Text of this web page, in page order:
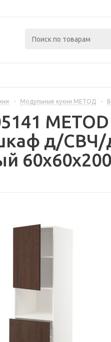
- Модульные кухни МЕТОД -
д/СВЧ/